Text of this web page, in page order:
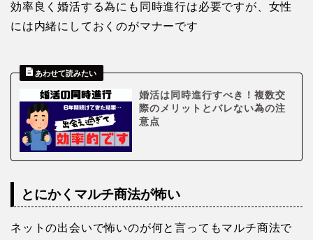
効率良く婚活する為にも同時進行は必要ですが、女性
には内緒にしておくのがマナーです
婚活は同時進行すべき！複数交
際のメリットとバレない為の注
意点
とにかくマルチ商法が怖い
ネットの出会いで怖いのが何と言ってもマルチ商法で